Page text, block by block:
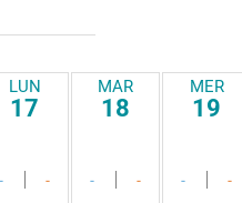
LUN
17
-
MAR
18
- -
MER
19
- -